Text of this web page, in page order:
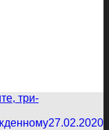
три-
27.02.2020